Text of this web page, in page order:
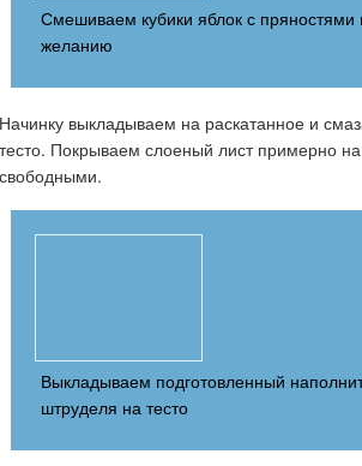
Смешиваем кубики яблок с
желанию
Начинку выкладываем на раскатанное и
тесто. Покрываем слоеный лист примерно
свободными.
Выкладываем подготовленный
штруделя на тесто